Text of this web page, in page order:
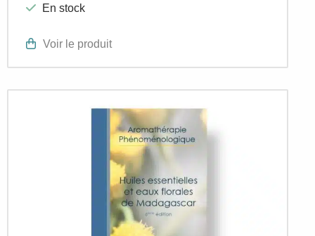
En stock
Voir le produit